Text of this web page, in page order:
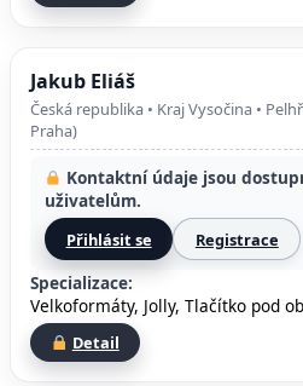
Jakub Eliáš
Česká republika • Kraj Vysočina •
Praha)
Kontaktní údaje jsou
uživatelům.
Přihlásit se Registrace
Specializace:
Velkoformáty, Jolly, Tlačítko pod
Detail